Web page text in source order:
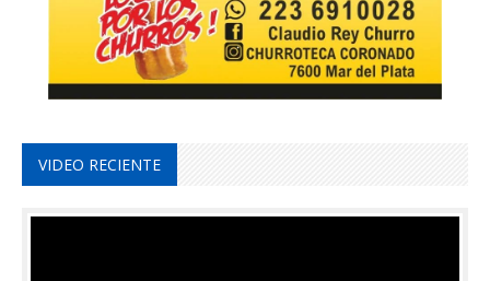
VIDEO RECIENTE